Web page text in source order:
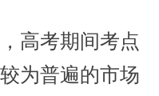
考期间考点
为普遍的市场